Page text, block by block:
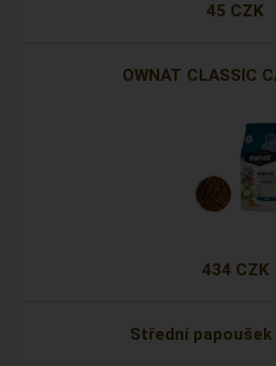
45 CZK
OWNAT CLASSIC
434 CZK
Střední papoušek